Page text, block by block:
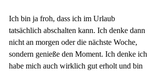
Ich bin ja froh, dass ich im Urlaub
tatsächlich abschalten kann. Ich denke dann
nicht an morgen oder die nächste Woche,
sondern genieße den Moment. Ich denke ich
habe mich auch wirklich gut erholt und bin